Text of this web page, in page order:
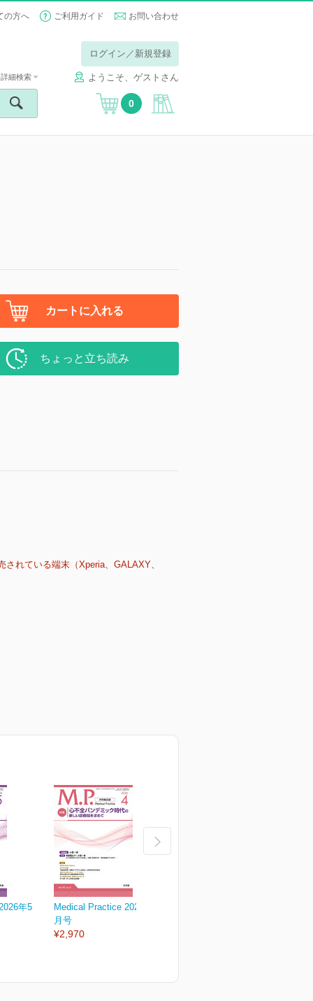
の方へ ご利用ガイド お問い合わせ
ログイン／新規登録
ようこそ、ゲストさん
詳細検索
0
カートに入れる
ちょっと立ち読み
れている端末（Xperia、GALAXY、
年5
Medical Practice 2026年4
月号
¥2,970